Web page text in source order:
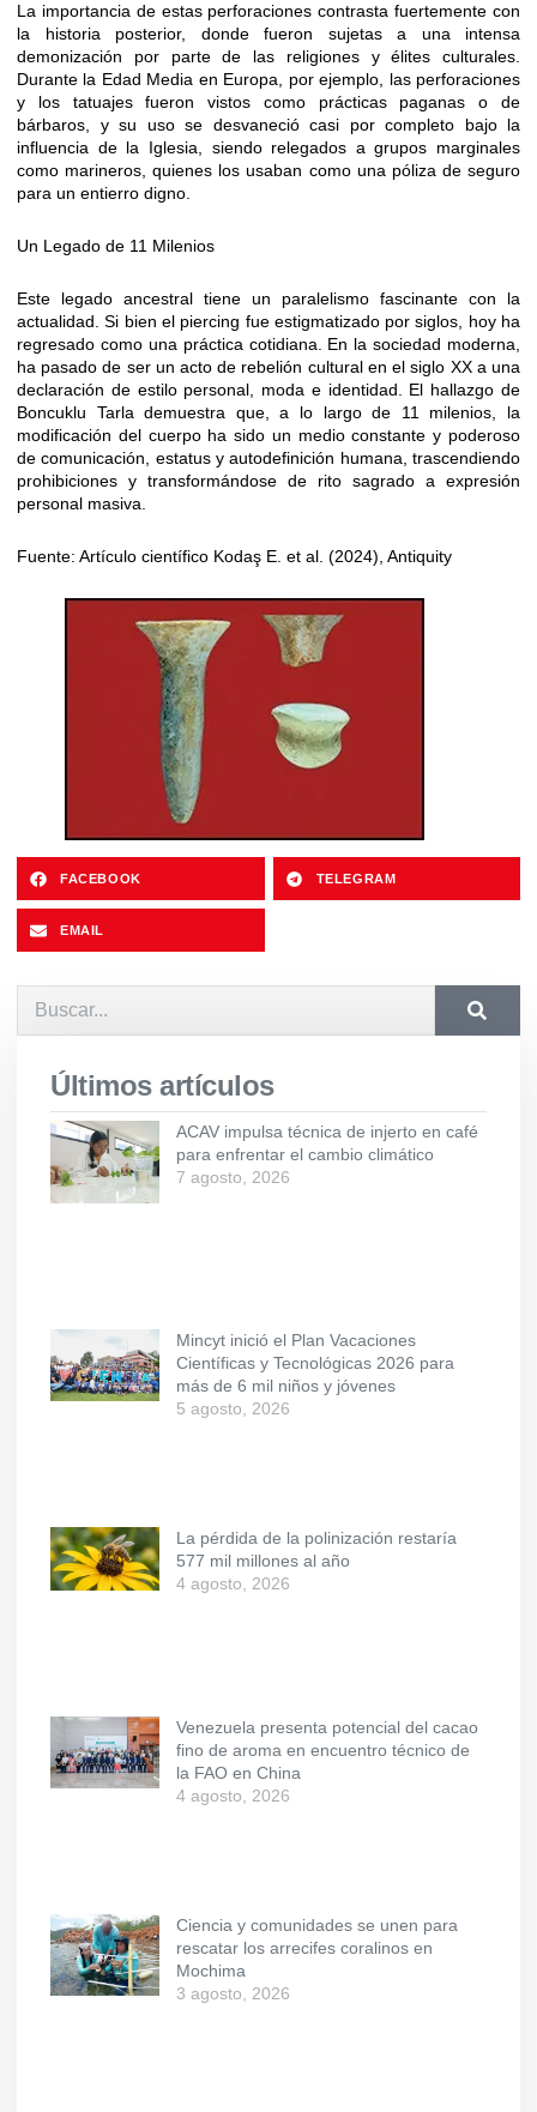
La importancia de estas perforaciones contrasta fuertemente con
la historia posterior, donde fueron sujetas a una intensa
demonización por parte de las religiones y élites culturales.
Durante la Edad Media en Europa, por ejemplo, las perforaciones
y los tatuajes fueron vistos como prácticas paganas o de
bárbaros, y su uso se desvaneció casi por completo bajo la
influencia de la Iglesia, siendo relegados a grupos marginales
como marineros, quienes los usaban como una póliza de seguro
para un entierro digno.
Un Legado de 11 Milenios
Este legado ancestral tiene un paralelismo fascinante con la
actualidad. Si bien el piercing fue estigmatizado por siglos, hoy ha
regresado como una práctica cotidiana. En la sociedad moderna,
ha pasado de ser un acto de rebelión cultural en el siglo XX a una
declaración de estilo personal, moda e identidad. El hallazgo de
Boncuklu Tarla demuestra que, a lo largo de 11 milenios, la
modificación del cuerpo ha sido un medio constante y poderoso
de comunicación, estatus y autodefinición humana, trascendiendo
prohibiciones y transformándose de rito sagrado a expresión
personal masiva.
Fuente: Artículo científico Kodaş E. et al. (2024), Antiquity
FACEBOOK TELEGRAM
EMAIL
Últimos artículos
ACAV impulsa técnica de injerto en café
para enfrentar el cambio climático
7 agosto, 2026
Mincyt inició el Plan Vacaciones
Científicas y Tecnológicas 2026 para
más de 6 mil niños y jóvenes
5 agosto, 2026
La pérdida de la polinización restaría
577 mil millones al año
4 agosto, 2026
Venezuela presenta potencial del cacao
fino de aroma en encuentro técnico de
la FAO en China
4 agosto, 2026
Ciencia y comunidades se unen para
rescatar los arrecifes coralinos en
Mochima
3 agosto, 2026